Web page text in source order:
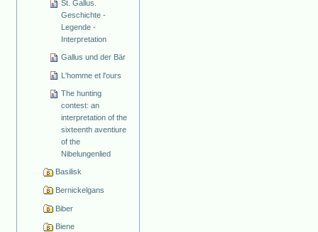
St. Gallus.
Geschichte -
Legende -
Interpretation
Gallus und der Bär
L'homme et l'ours
The hunting
contest: an
interpretation of the
sixteenth aventiure
of the
Nibelungenlied
Basilisk
Bernickelgans
Biber
Biene